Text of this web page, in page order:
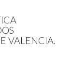
VALENCIA.